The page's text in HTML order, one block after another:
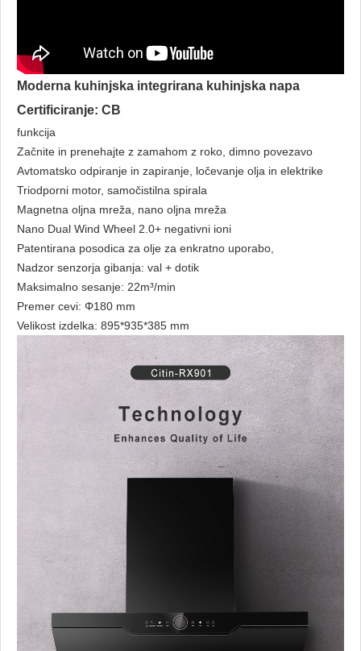
Moderna kuhinjska integrirana kuhinjska napa
Certificiranje: CB
funkcija
Začnite in prenehajte z zamahom z roko, dimno povezavo
Avtomatsko odpiranje in zapiranje, ločevanje olja in elektrike
Triodporni motor, samočistilna spirala
Magnetna oljna mreža, nano oljna mreža
Nano Dual Wind Wheel 2.0+ negativni ioni
Patentirana posodica za olje za enkratno uporabo,
Nadzor senzorja gibanja: val + dotik
Maksimalno sesanje: 22m³/min
Premer cevi: Φ180 mm
Velikost izdelka: 895*935*385 mm